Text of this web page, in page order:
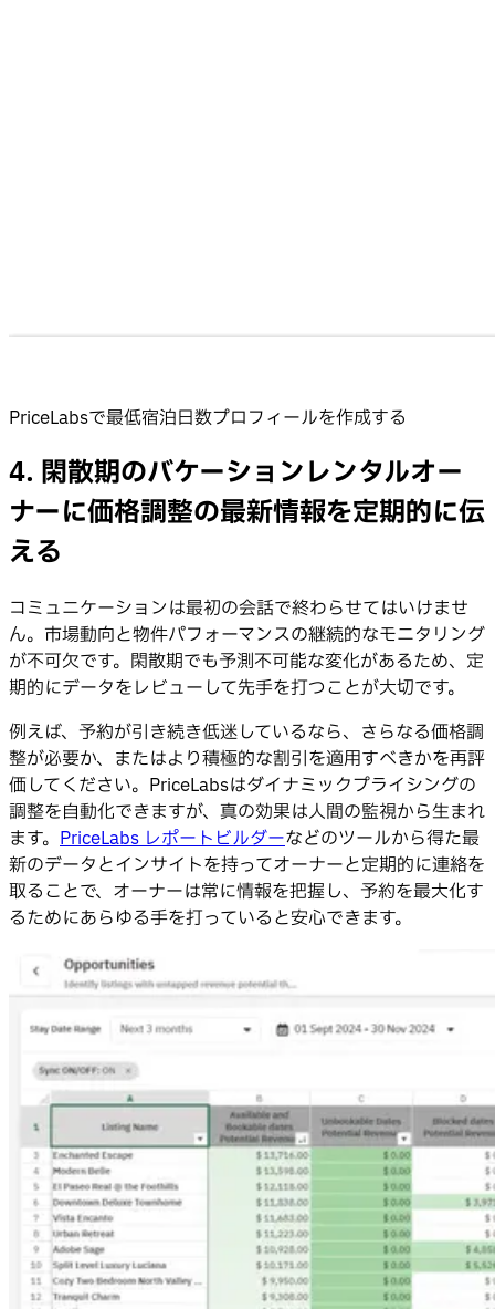
PriceLabsで最低宿泊日数プロフィールを作成する
4. 閑散期のバケーションレンタルオー
ナーに価格調整の最新情報を定期的に伝
える
コミュニケーションは最初の会話で終わらせてはいけませ
ん。市場動向と物件パフォーマンスの継続的なモニタリング
が不可欠です。閑散期でも予測不可能な変化があるため、定
期的にデータをレビューして先手を打つことが大切です。
例えば、予約が引き続き低迷しているなら、さらなる価格調
整が必要か、またはより積極的な割引を適用すべきかを再評
価してください。PriceLabsはダイナミックプライシングの
調整を自動化できますが、真の効果は人間の監視から生まれ
ます。 PriceLabs レポートビルダーなどのツールから得た最
新のデータとインサイトを持ってオーナーと定期的に連絡を
取ることで、オーナーは常に情報を把握し、予約を最大化す
るためにあらゆる手を打っていると安心できます。